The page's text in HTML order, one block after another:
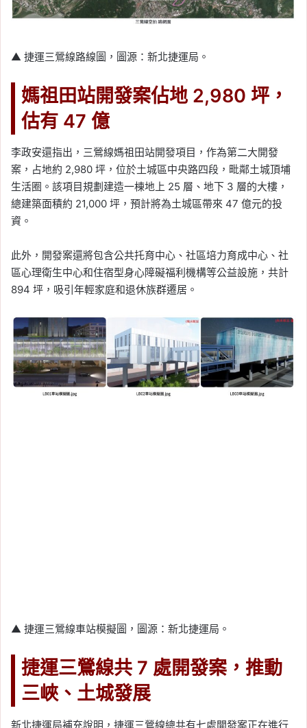
▲ 捷運三鶯線路線圖，圖源：新北捷運局。
媽祖田站開發案佔地 2,980 坪，
估有 47 億
李政安還指出，三鶯線媽祖田站開發項目，作為第二大開發
案，占地約 2,980 坪，位於土城區中央路四段，毗鄰土城頂埔
生活圈。該項目規劃建造一棟地上 25 層、地下 3 層的大樓，
總建築面積約 21,000 坪，預計將為土城區帶來 47 億元的投
資。
此外，開發案還將包含公共托育中心、社區培力育成中心、社
區心理衛生中心和住宿型身心障礙福利機構等公益設施，共計
894 坪，吸引年輕家庭和退休族群遷居。
▲ 捷運三鶯線車站模擬圖，圖源：新北捷運局。
捷運三鶯線共 7 處開發案，推動
三峽、土城發展
新北捷運局補充說明，捷運三鶯線總共有七處開發案正在進行